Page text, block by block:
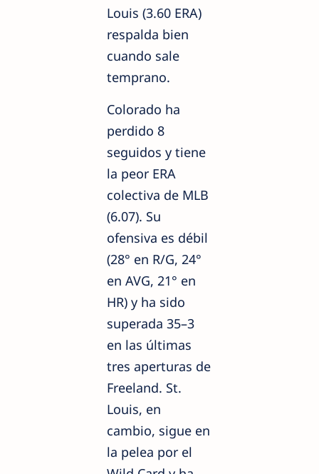
Louis (3.60 ERA)
respalda bien
cuando sale
temprano.
Colorado ha
perdido 8
seguidos y tiene
la peor ERA
colectiva de MLB
(6.07). Su
ofensiva es débil
(28° en R/G, 24°
en AVG, 21° en
HR) y ha sido
superada 35–3
en las últimas
tres aperturas de
Freeland. St.
Louis, en
cambio, sigue en
la pelea por el